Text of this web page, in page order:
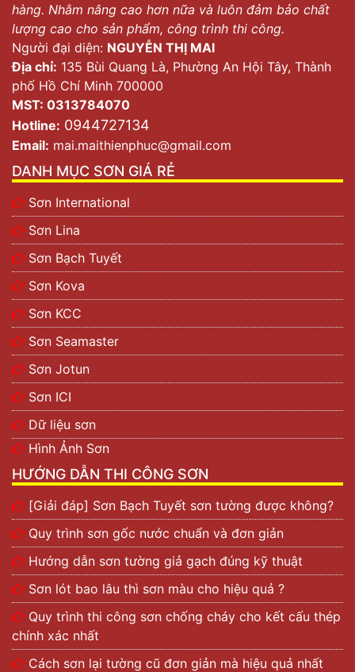
hàng. Nhằm nâng cao hơn nữa và luôn đảm bảo chất
lượng cao cho sản phẩm, công trình thi công.
Người đại diện: NGUYỄN THỊ MAI
Địa chỉ: 135 Bùi Quang Là, Phường An Hội Tây, Thành
phố Hồ Chí Minh 700000
MST: 0313784070
Hotline: 0944727134
Email: mai.maithienphuc@gmail.com
DANH MỤC SƠN GIÁ RẺ
Sơn International
Sơn Lina
Sơn Bạch Tuyết
Sơn Kova
Sơn KCC
Sơn Seamaster
Sơn Jotun
Sơn ICI
Dữ liệu sơn
Hình Ảnh Sơn
HƯỚNG DẪN THI CÔNG SƠN
[Giải đáp] Sơn Bạch Tuyết sơn tường được không?
Quy trình sơn gốc nước chuẩn và đơn giản
Hướng dẫn sơn tường giả gạch đúng kỹ thuật
Sơn lót bao lâu thì sơn màu cho hiệu quả ?
Quy trình thi công sơn chống cháy cho kết cấu thép
chính xác nhất
Cách sơn lại tường cũ đơn giản mà hiệu quả nhất